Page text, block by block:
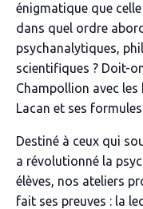
énigmatique que
dans quel ordre
psychanalytiques,
scientifiques ? Doit-
Champollion avec
Lacan et ses
Destiné à ceux qui
a révolutionné la
élèves, nos ateliers
fait ses preuves : la